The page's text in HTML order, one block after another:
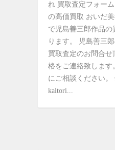
れ 買取査定フォー
の高価買取 おいだ
で児島善三郎作品の
ります。 児島善三
買取査定のお問合せ
格をご連絡致します
にご相談ください。
kaitori...